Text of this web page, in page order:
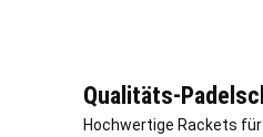
Qualitäts-
Hochwertige Rackets für